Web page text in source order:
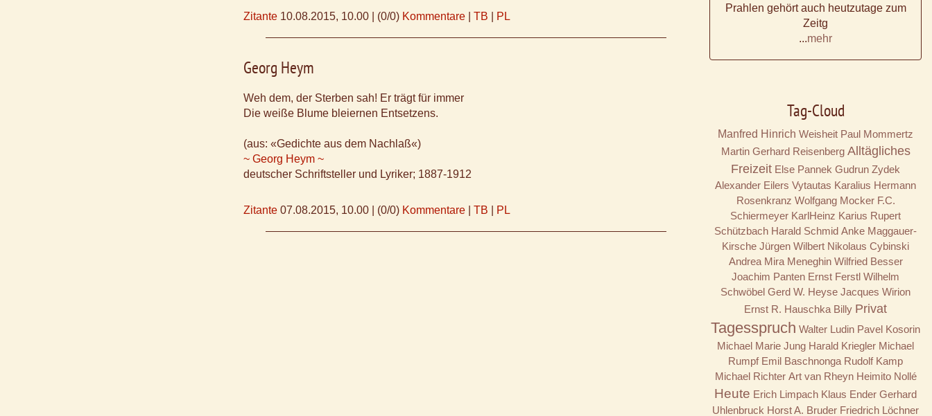
Zitante 10.08.2015, 10.00 (0/0) Kommentare TB PL
Georg Heym
Weh dem, der Sterben sah! Er trägt für immer
Die weiße Blume bleiernen Entsetzens.
(aus: «Gedichte aus dem Nachlaß«)
~ Georg Heym ~
deutscher Schriftsteller und Lyriker; 1887-1912
Zitante 07.08.2015, 10.00 (0/0) Kommentare TB PL
Prahlen gehört auch heutzutage zum
Zeitg
...mehr
Tag-Cloud
Manfred Hinrich Weisheit Paul Mommertz
Martin Gerhard Reisenberg Alltägliches
Freizeit Else Pannek Gudrun Zydek
Alexander Eilers Vytautas Karalius Hermann
Rosenkranz Wolfgang Mocker F.C.
Schiermeyer KarlHeinz Karius Rupert
Schützbach Harald Schmid Anke Maggauer-
Kirsche Jürgen Wilbert Nikolaus Cybinski
Andrea Mira Meneghin Wilfried Besser
Joachim Panten Ernst Ferstl Wilhelm
Schwöbel Gerd W. Heyse Jacques Wirion
Ernst R. Hauschka Billy Privat
Tagesspruch Walter Ludin Pavel Kosorin
Michael Marie Jung Harald Kriegler Michael
Rumpf Emil Baschnonga Rudolf Kamp
Michael Richter Art van Rheyn Heimito Nollé
Heute Erich Limpach Klaus Ender Gerhard
Uhlenbruck Horst A. Bruder Friedrich Löchner